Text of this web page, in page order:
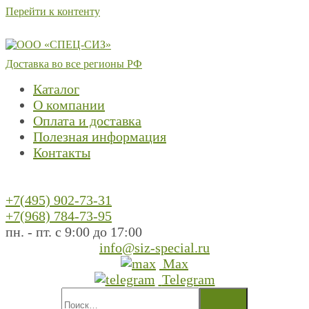
Перейти к контенту
Доставка во все регионы РФ
Каталог
О компании
Оплата и доставка
Полезная информация
Контакты
+7(495) 902-73-31
+7(968) 784-73-95
пн. - пт. с 9:00 до 17:00
info@siz-special.ru
Max
Telegram